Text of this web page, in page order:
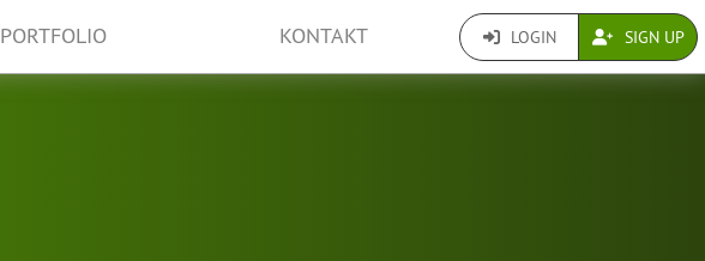
PORTFOLIO KONTAKT LOGIN SIGN UP